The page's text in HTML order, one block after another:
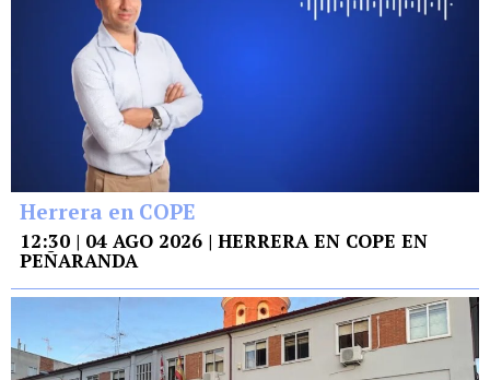
Herrera en COPE
12:30 | 04 AGO 2026 | HERRERA EN COPE EN
PEÑARANDA